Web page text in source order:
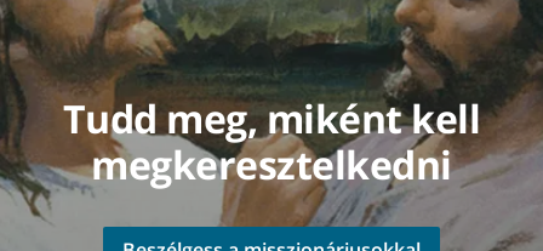
Tudd meg, miként kell
megkeresztelkedni